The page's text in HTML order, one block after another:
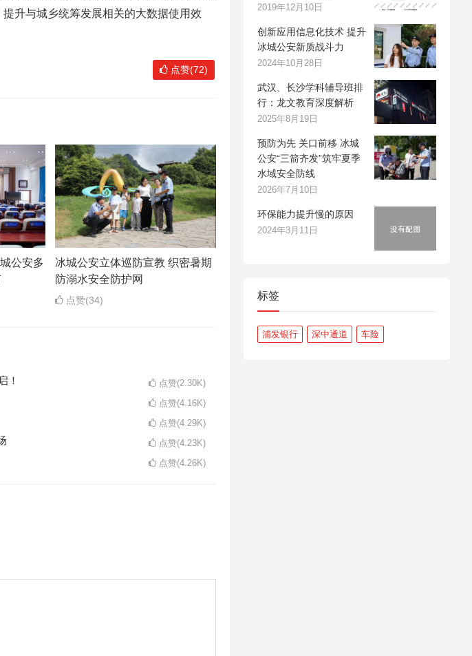
升与城乡统筹发展相关的大数据使用效
点赞(72)
城公安多
冰城公安立体巡防宣教 织密暑期
防溺水安全防护网
点赞(34)
！ 点赞(2.30K)
点赞(4.16K)
点赞(4.29K)
点赞(4.23K)
点赞(4.26K)
2019年12月10日
创新应用信息化技术 提升
冰城公安新质战斗力
2024年10月28日
武汉、长沙学科辅导班排
行：龙文教育深度解析
2025年8月19日
预防为先 关口前移 冰城
公安“三箭齐发”筑牢夏季
水域安全防线
2026年7月10日
环保能力提升慢的原因
2024年3月11日
标签
浦发银行 深中通道 车险